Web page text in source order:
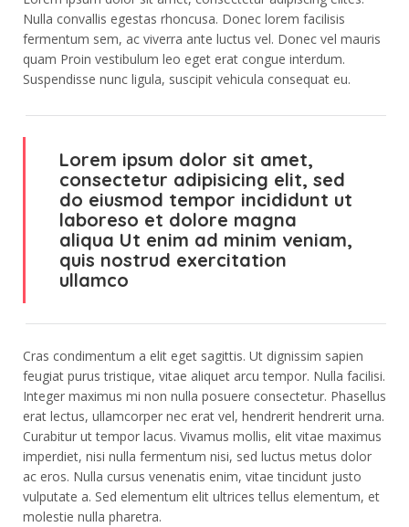
Nulla convallis egestas rhoncusa. Donec lorem facilisis
fermentum sem, ac viverra ante luctus vel. Donec vel mauris
quam Proin vestibulum leo eget erat congue interdum.
Suspendisse nunc ligula, suscipit vehicula consequat eu.
Lorem ipsum dolor sit amet,
consectetur adipisicing elit, sed
do eiusmod tempor incididunt ut
laboreso et dolore magna
aliqua Ut enim ad minim veniam,
quis nostrud exercitation
ullamco
Cras condimentum a elit eget sagittis. Ut dignissim sapien
feugiat purus tristique, vitae aliquet arcu tempor. Nulla facilisi.
Integer maximus mi non nulla posuere consectetur. Phasellus
erat lectus, ullamcorper nec erat vel, hendrerit hendrerit urna.
Curabitur ut tempor lacus. Vivamus mollis, elit vitae maximus
imperdiet, nisi nulla fermentum nisi, sed luctus metus dolor
ac eros. Nulla cursus venenatis enim, vitae tincidunt justo
vulputate a. Sed elementum elit ultrices tellus elementum, et
molestie nulla pharetra.